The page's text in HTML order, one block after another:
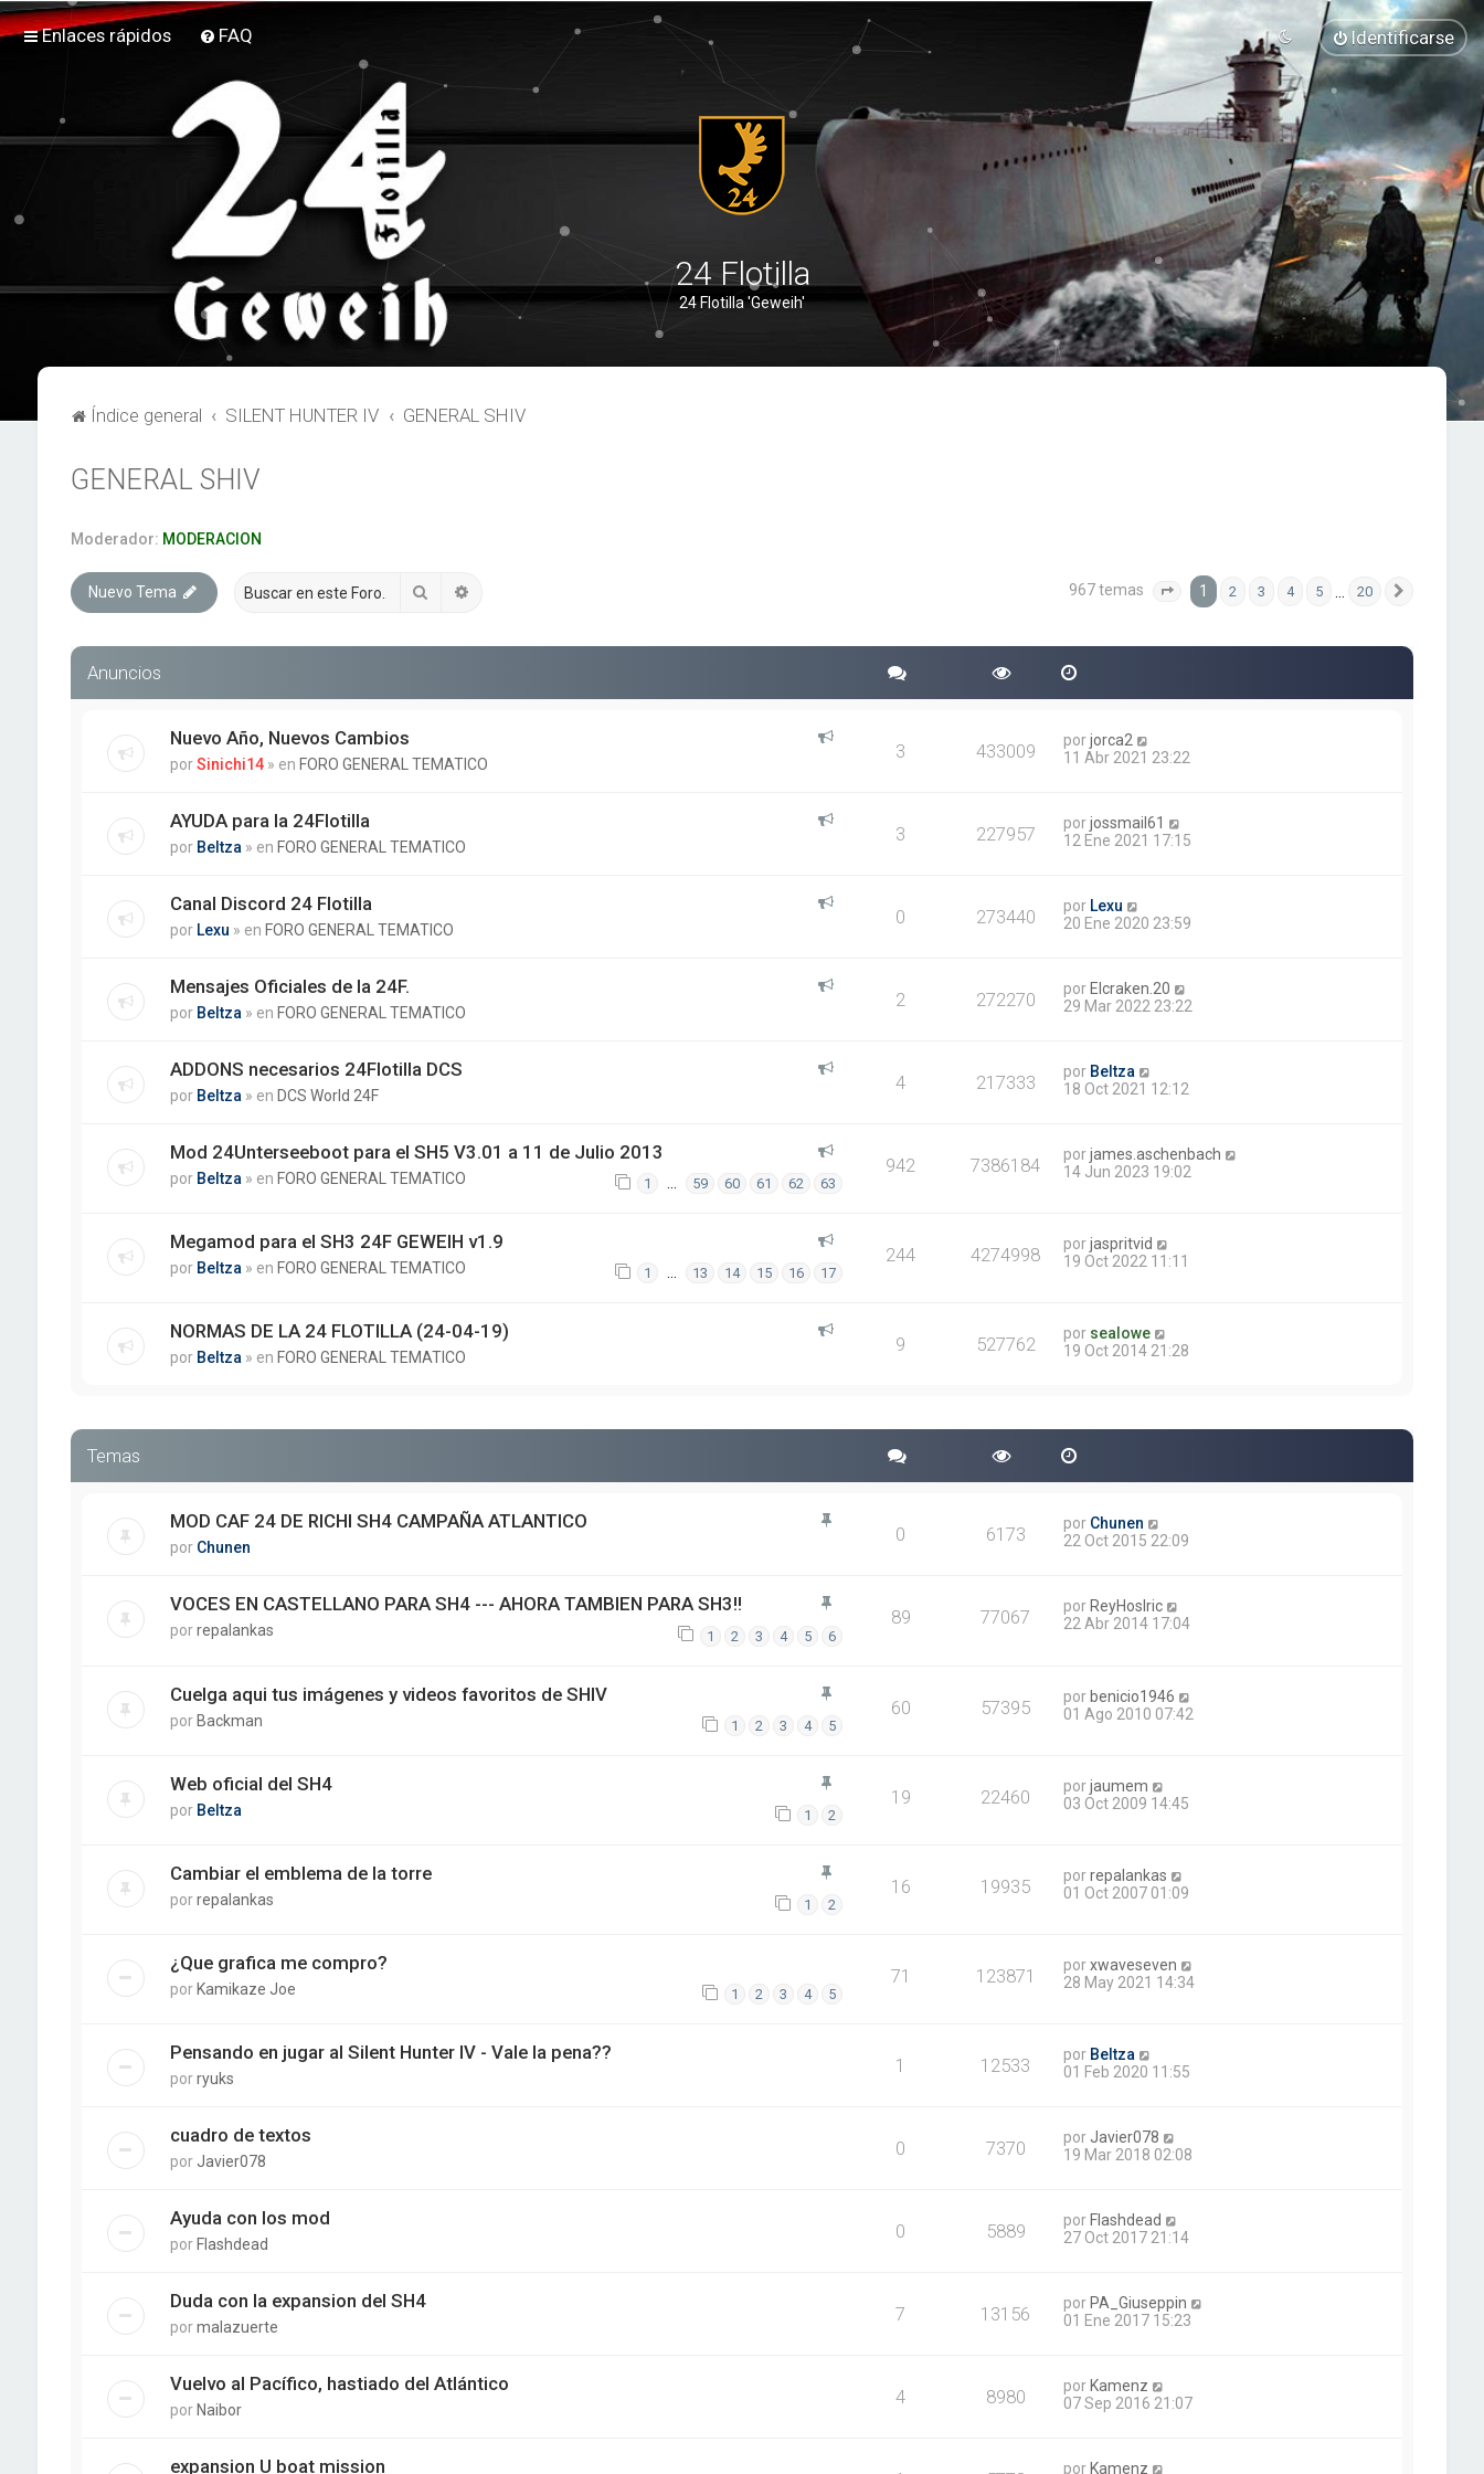
Enlaces rápidos FAQ Identificarse
24 Flotilla
24 Flotilla 'Geweih'
Índice general SILENT HUNTER IV GENERAL SHIV
GENERAL SHIV
Moderador: MODERACION
Nuevo Tema Buscar 967 temas Página 1de 20
1 2 3 4 5 20
Anuncios
Nuevo Año, Nuevos Cambios
porSinichi14 » en FORO GENERAL TEMATICO
3 433009 porjorca2
11 Abr 2021 23:22
AYUDA para la 24Flotilla
por Beltza » en FORO GENERAL TEMATICO
3 227957 porjossmail61
12 Ene 2021 17:15
Canal Discord 24 Flotilla
por Lexu » en FORO GENERAL TEMATICO
0 273440 por Lexu
20 Ene 2020 23:59
Mensajes Oficiales de la 24F.
por Beltza » en FORO GENERAL TEMATICO
2 272270 por Elcraken.20
29 Mar 2022 23:22
ADDONS necesarios 24Flotilla DCS
por Beltza » en DCS World 24F
4 217333 por Beltza
18 Oct 2021 12:12
Mod 24Unterseeboot para el SH5 V3.01 a 11 de Julio 2013
por Beltza » en FORO GENERAL TEMATICO 1 … 59 60 61 62 63
942 7386184 porjames.aschenbach
14 Jun 2023 19:02
Megamod para el SH3 24F GEWEIH v1.9
por Beltza » en FORO GENERAL TEMATICO 1 … 13 14 15 16 17
244 4274998 porjaspritvid
19 Oct 2022 11:11
NORMAS DE LA 24 FLOTILLA (24-04-19)
por Beltza » en FORO GENERAL TEMATICO
9 527762 por sealowe
19 Oct 2014 21:28
Temas
MOD CAF 24 DE RICHI SH4 CAMPAÑA ATLANTICO
por Chunen
0 6173 por Chunen
22 Oct 2015 22:09
VOCES EN CASTELLANO PARA SH4 --- AHORA TAMBIEN PARA SH3!!
porrepalankas 1 2 3 4 5 6
89 77067 por ReyHoslric
22 Abr 2014 17:04
Cuelga aqui tus imágenes y videos favoritos de SHIV
porBackman 1 2 3 4 5
60 57395 porbenicio1946
01 Ago 2010 07:42
Web oficial del SH4
por Beltza 1 2
19 22460 porjaumem
03 Oct 2009 14:45
Cambiar el emblema de la torre
porrepalankas 1 2
16 19935 porrepalankas
01 Oct 2007 01:09
¿Que grafica me compro?
por Kamikaze Joe 1 2 3 4 5
71 123871 porxwaveseven
28 May 2021 14:34
Pensando en jugar al Silent Hunter IV - Vale la pena??
porryuks
1 12533 por Beltza
01 Feb 2020 11:55
cuadro de textos
por Javier078
0 7370 por Javier078
19 Mar 2018 02:08
Ayuda con los mod
por Flashdead
0 5889 por Flashdead
27 Oct 2017 21:14
Duda con la expansion del SH4
pormalazuerte
7 13156 por PA_Giuseppin
01 Ene 2017 15:23
Vuelvo al Pacífico, hastiado del Atlántico
por Naibor
4 8980 por Kamenz
07 Sep 2016 21:07
expansion U boat mission por Kamenz